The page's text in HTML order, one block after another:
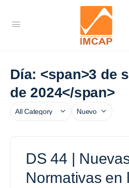
Día: <span>3 de
de 2024</span>
Categoría
Sort
DS 44 |
Normativas en